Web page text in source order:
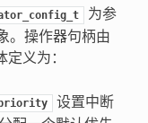
为参
。操作器句柄由
定义为：
设置中断